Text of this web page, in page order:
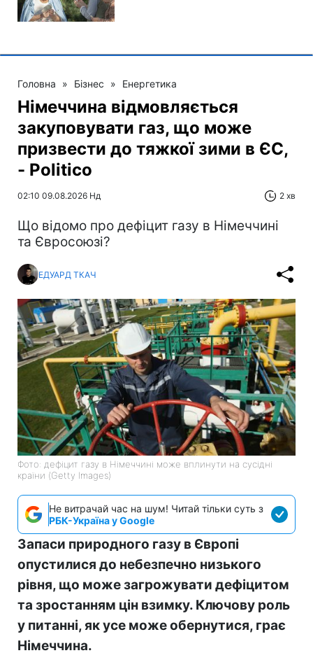
Головна » Бізнес » Енергетика
Німеччина відмовляється
закуповувати газ, що може
призвести до тяжкої зими в ЄС,
- Politico
02:10 09.08.2026 Нд 2 хв
Що відомо про дефіцит газу в Німеччині
та Євросоюзі?
ЕДУАРД ТКАЧ
Фото: дефіцит газу в Німеччині може вплинути на сусідні
країни (Getty Images)
Не витрачай час на шум! Читай тільки суть з
РБК-Україна у Google
Запаси природного газу в Європі
опустилися до небезпечно низького
рівня, що може загрожувати дефіцитом
та зростанням цін взимку. Ключову роль
у питанні, як усе може обернутися, грає
Німеччина.